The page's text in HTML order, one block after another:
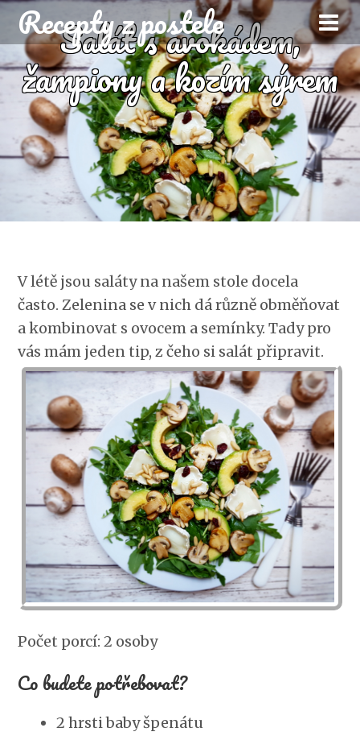
Recepty z postele
Salát s avokádem,
žampiony a kozím sýrem
V létě jsou saláty na našem stole docela
často. Zelenina se v nich dá různě obměňovat
a kombinovat s ovocem a semínky. Tady pro
vás mám jeden tip, z čeho si salát připravit.
Počet porcí: 2 osoby
Co budete potřebovat?
2 hrsti baby špenátu